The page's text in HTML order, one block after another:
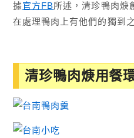
據官方FB所述，清珍鴨肉焿
在處理鴨肉上有他們的獨到
清珍鴨肉焿用餐